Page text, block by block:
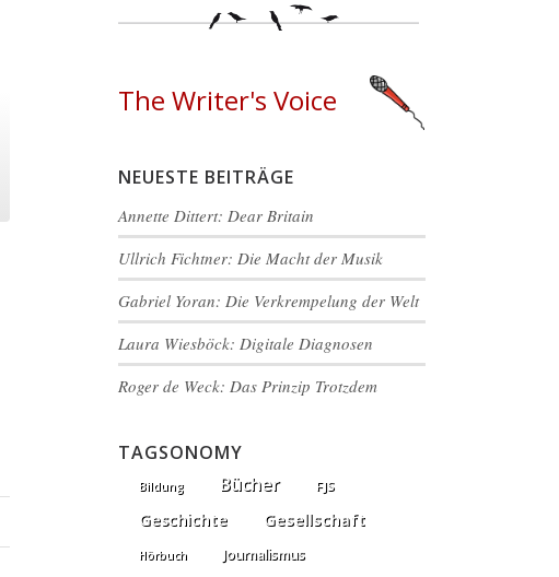
The Writer's Voice
NEUESTE BEITRÄGE
Annette Dittert: Dear Britain
Ullrich Fichtner: Die Macht der Musik
Gabriel Yoran: Die Verkrempelung der Welt
Laura Wiesböck: Digitale Diagnosen
Roger de Weck: Das Prinzip Trotzdem
TAGSONOMY
Bildung Bücher FJS
Geschichte Gesellschaft
Hörbuch Journalismus